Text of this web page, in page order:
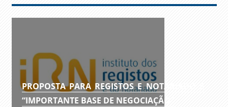
PROPOSTA PARA REGISTOS E NOTARIADO É
“IMPORTANTE BASE DE NEGOCIAÇÃO”